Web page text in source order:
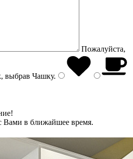
Пожалуйста,
выбрав Чашку.
Вами в ближайшее время.